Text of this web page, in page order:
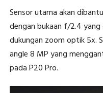
Sensor utama akan
dengan bukaan f/2.4
dukungan zoom optik 5x.
angle 8 MP yang
pada P20 Pro.